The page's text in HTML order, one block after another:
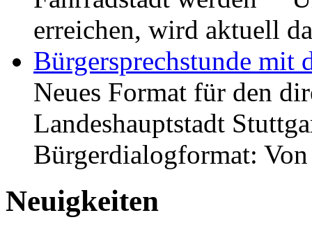
erreichen, wird aktuell
Bürgersprechstunde mit
Neues Format für den
Landeshauptstadt
Bürgerdialogformat:
Neuigkeiten